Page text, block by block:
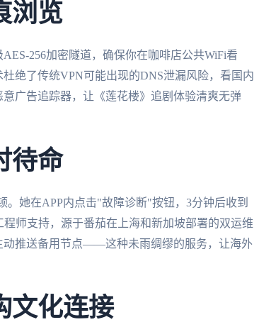
浏览
256加密隧道，确保你在咖啡店公共WiFi看
绝了传统VPN可能出现的DNS泄漏风险，看国内
广告追踪器，让《莲花楼》追剧体验清爽无弹
待命
她在APP内点击"故障诊断"按钮，3分钟后收到
师支持，源于番茄在上海和新加坡部署的双运维
动推送备用节点——这种未雨绸缪的服务，让海外
文化连接